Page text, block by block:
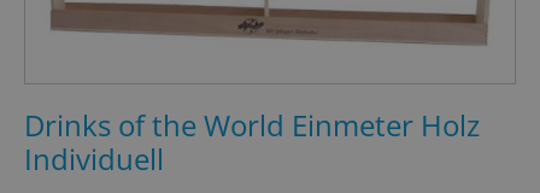
Drinks of the World Einmeter Holz
Individuell